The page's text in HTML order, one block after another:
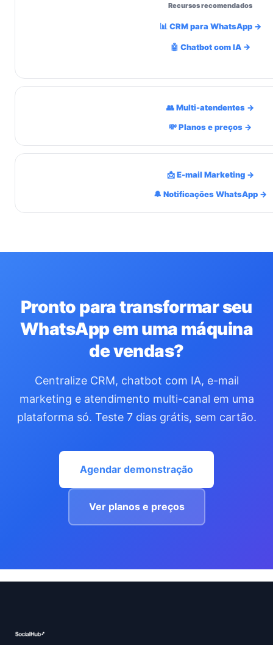
Recursos recomendados
📊 CRM para WhatsApp →
🤖 Chatbot com IA →
👥 Multi-atendentes →
💸 Planos e preços →
📩 E-mail Marketing →
🔔 Notificações WhatsApp →
Pronto para transformar seu
WhatsApp em uma máquina
de vendas?
Centralize CRM, chatbot com IA, e-mail
marketing e atendimento multi-canal em uma
plataforma só. Teste 7 dias grátis, sem cartão.
Agendar demonstração
Ver planos e preços